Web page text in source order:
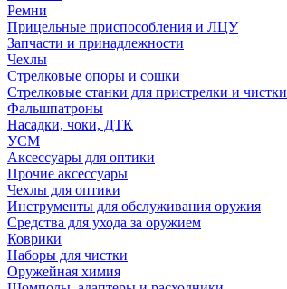
Ремни
Прицельные приспособления и ЛЦУ
Запчасти и принадлежности
Чехлы
Стрелковые опоры и сошки
Стрелковые станки для пристрелки и чистки
Фальшпатроны
Насадки, чоки, ДТК
УСМ
Аксессуары для оптики
Прочие аксессуары
Чехлы для оптики
Инструменты для обслуживания оружия
Средства для ухода за оружием
Коврики
Наборы для чистки
Оружейная химия